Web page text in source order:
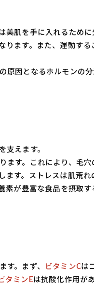
肌を手に入れるために
ます。また、運動す
因となるホルモンの分
えます。
す。これにより、毛
す。ストレスは肌荒
が豊富な食品を摂取
。まず、 ビタミンCは
タミンEは抗酸化作用が